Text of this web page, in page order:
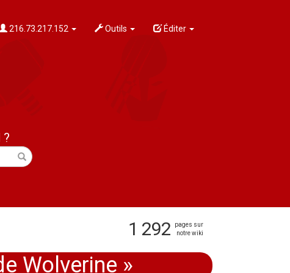
216.73.217.152 Outils Éditer
?
1 292
pages sur
notre wiki
Wolverine »